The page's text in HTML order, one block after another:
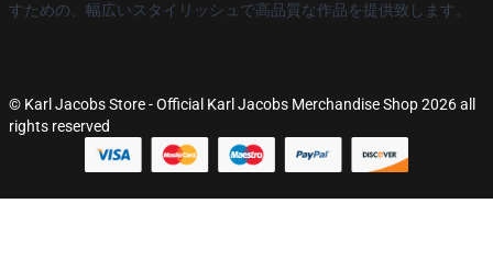
すための、幅広いスタイリッシュで高品質な作品を提供致します。
© Karl Jacobs Store - Official Karl Jacobs Merchandise Shop 2026 all
rights reserved